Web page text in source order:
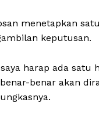
menetapkan
keputusan.
harap ada satu
benar akan